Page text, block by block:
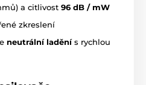
a citlivost 96 dB / mW
zkreslení
neutrální laděnís rychlou